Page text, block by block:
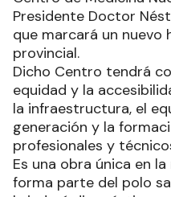
Presidente Doctor
que marcará un nuevo
provincial.
Dicho Centro tendrá
equidad y la
la infraestructura, el
generación y la
profesionales y
Es una obra única en
forma parte del polo